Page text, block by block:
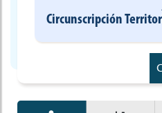
Circunscripción